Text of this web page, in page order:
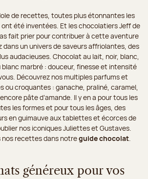
de recettes, toutes plus étonnantes les
été inventées. Et les chocolatiers Jeff de
fait prier pour contribuer à cette aventure
dans un univers de saveurs affriolantes, des
audacieuses. Chocolat au lait, noir, blanc,
marbré : douceur, finesse et intensité
Découvrez nos multiples parfums et
ou croquantes : ganache, praliné, caramel,
pâte d’amande. Il y en a pour tous les
les formes et pour tous les âges, des
en guimauve aux tablettes et écorces de
nos iconiques Juliettes et Gustaves.
recettes dans notreguide chocolat.
généreux pour vos